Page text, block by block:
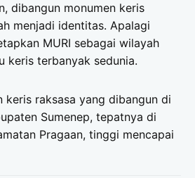
dibangun monumen keris
menjadi identitas. Apalagi
MURI sebagai wilayah
keris terbanyak sedunia.
keris raksasa yang dibangun di
Sumenep, tepatnya di
Pragaan, tinggi mencapai